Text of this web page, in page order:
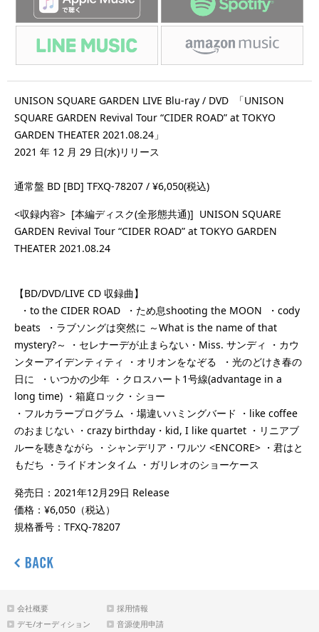
UNISON SQUARE GARDEN LIVE Blu-ray / DVD 「UNISON
SQUARE GARDEN Revival Tour “CIDER ROAD” at TOKYO
GARDEN THEATER 2021.08.24」
2021 年 12 月 29 日(水)リリース
通常盤 BD [BD] TFXQ-78207 / ¥6,050(税込)
<収録内容> [本編ディスク(全形態共通)] UNISON SQUARE
GARDEN Revival Tour “CIDER ROAD” at TOKYO GARDEN
THEATER 2021.08.24
【BD/DVD/LIVE CD 収録曲】
・to the CIDER ROAD ・ため息shooting the MOON ・cody
beats ・ラブソングは突然に ～What is the name of that
mystery?～ ・セレナーデが止まらない・Miss. サンディ ・カウ
ンターアイデンティティ ・オリオンをなぞる ・光のどけき春の
日に ・いつかの少年 ・クロスハート1号線(advantage in a
long time) ・箱庭ロック・ショー
・フルカラープログラム ・場違いハミングバード ・like coffee
のおまじない ・crazy birthday・kid, I like quartet ・リニアブ
ルーを聴きながら ・シャンデリア・ワルツ <ENCORE> ・君はと
もだち ・ライドオンタイム ・ガリレオのショーケース
発売日：2021年12月29日 Release
価格：¥6,050（税込）
規格番号：TFXQ-78207
会社概要
採用情報
デモ/オーディション
音源使用申請